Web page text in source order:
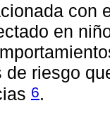
con
en
de riesgo
6.